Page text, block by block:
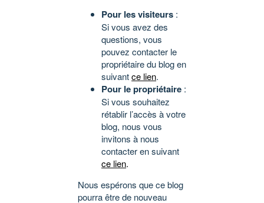
Pour les visiteurs :
Si vous avez des
questions, vous
pouvez contacter le
propriétaire du blog en
suivantce lien.
Pour le propriétaire :
Si vous souhaitez
rétablir l’accès à votre
blog, nous vous
invitons à nous
contacter en suivant
ce lien.
Nous espérons que ce blog
pourra être de nouveau